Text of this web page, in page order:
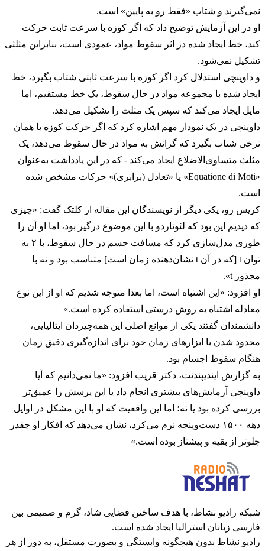
نمی‌گیرند و شتاب «فقط رو به پایین» است.
او در این آزمایش توضیح داد که اگر کوزه با سرعت ثابت حرکت
کند، خط ایجاد شده در اثر سقوط مواد، عمودی است، بنابراین مثلثی
تشکیل نمی‌شود.
و داوینچی استدلال کرد اگر کوزه با سرعت ثابتی شتاب بگیرد، خط
ایجاد شده با مجموعه مواد در حال سقوط، یک خط مستقیم، اما
مایل ایجاد می‌کند که سپس یک مثلث را تشکیل می‌دهد.
داوینچی در یک نمودار مهم اشاره کرد که اگر حرکت کوزه با همان
نرخی شتاب بگیرد که گرانش به مواد در حال سقوط می‌دهد، یک
مثلث متساوی‌الاضلاع ایجاد می‌کند - که در این یادداشت به‌عنوان
«Equatione di Moti» یا «تعادل (برابری)» حرکات مشخص شده
است.
کریس رو، یکی دیگر از نویسندگان این مقاله از کلتک گفت: «چیزی
که دیدیم این بود که لئوناردو با این موضوع درگیر بود، اما او آن را
طوری مدل‌سازی کرد که مسافت جسم در حال سقوط، با ۲ به
توان t [که در آن t نشان‌دهنده زمان است] متناسب بود و نه با
مجذور t».
او افزود: «این اشتباه است، اما بعدا متوجه شدیم که او از این نوع
معادله اشتباه به روش درستی استفاده کرده است.»
دانشمندان گفتند یکی از موانع اصلی این همه‌چیزدان ایتالیایی،
محدود شدن با ابزارهای زمان خود برای اندازه‌گیری دقیق زمان
هنگام سقوط اجسام بود.
به گزارش ایندیپندنت، دکتر قریب افزود: «ما نمی‌دانیم که آیا
داوینچی آزمایش‌های بیشتری انجام داد یا این پرسش را عمیق‌تر
بررسی کرده بود یا نه؛ اما این واقعیت که او با این مشکل در اوایل
دهه ۱۵۰۰ دست‌وپنجه نرم می‌کرد، نشان می‌دهد که افکار او چقدر
جلوتر از بقیه و پیشتاز بوده است.»
شبکه رادیو نشاط، با هدف ساختن فضایی شاد، گرم و صمیمی بین
فارسی زبانان استرالیا ایجاد شده است.
رادیو نشاط بدون هیچگونه وابستگی و بصورت مستقل، به دور از هر